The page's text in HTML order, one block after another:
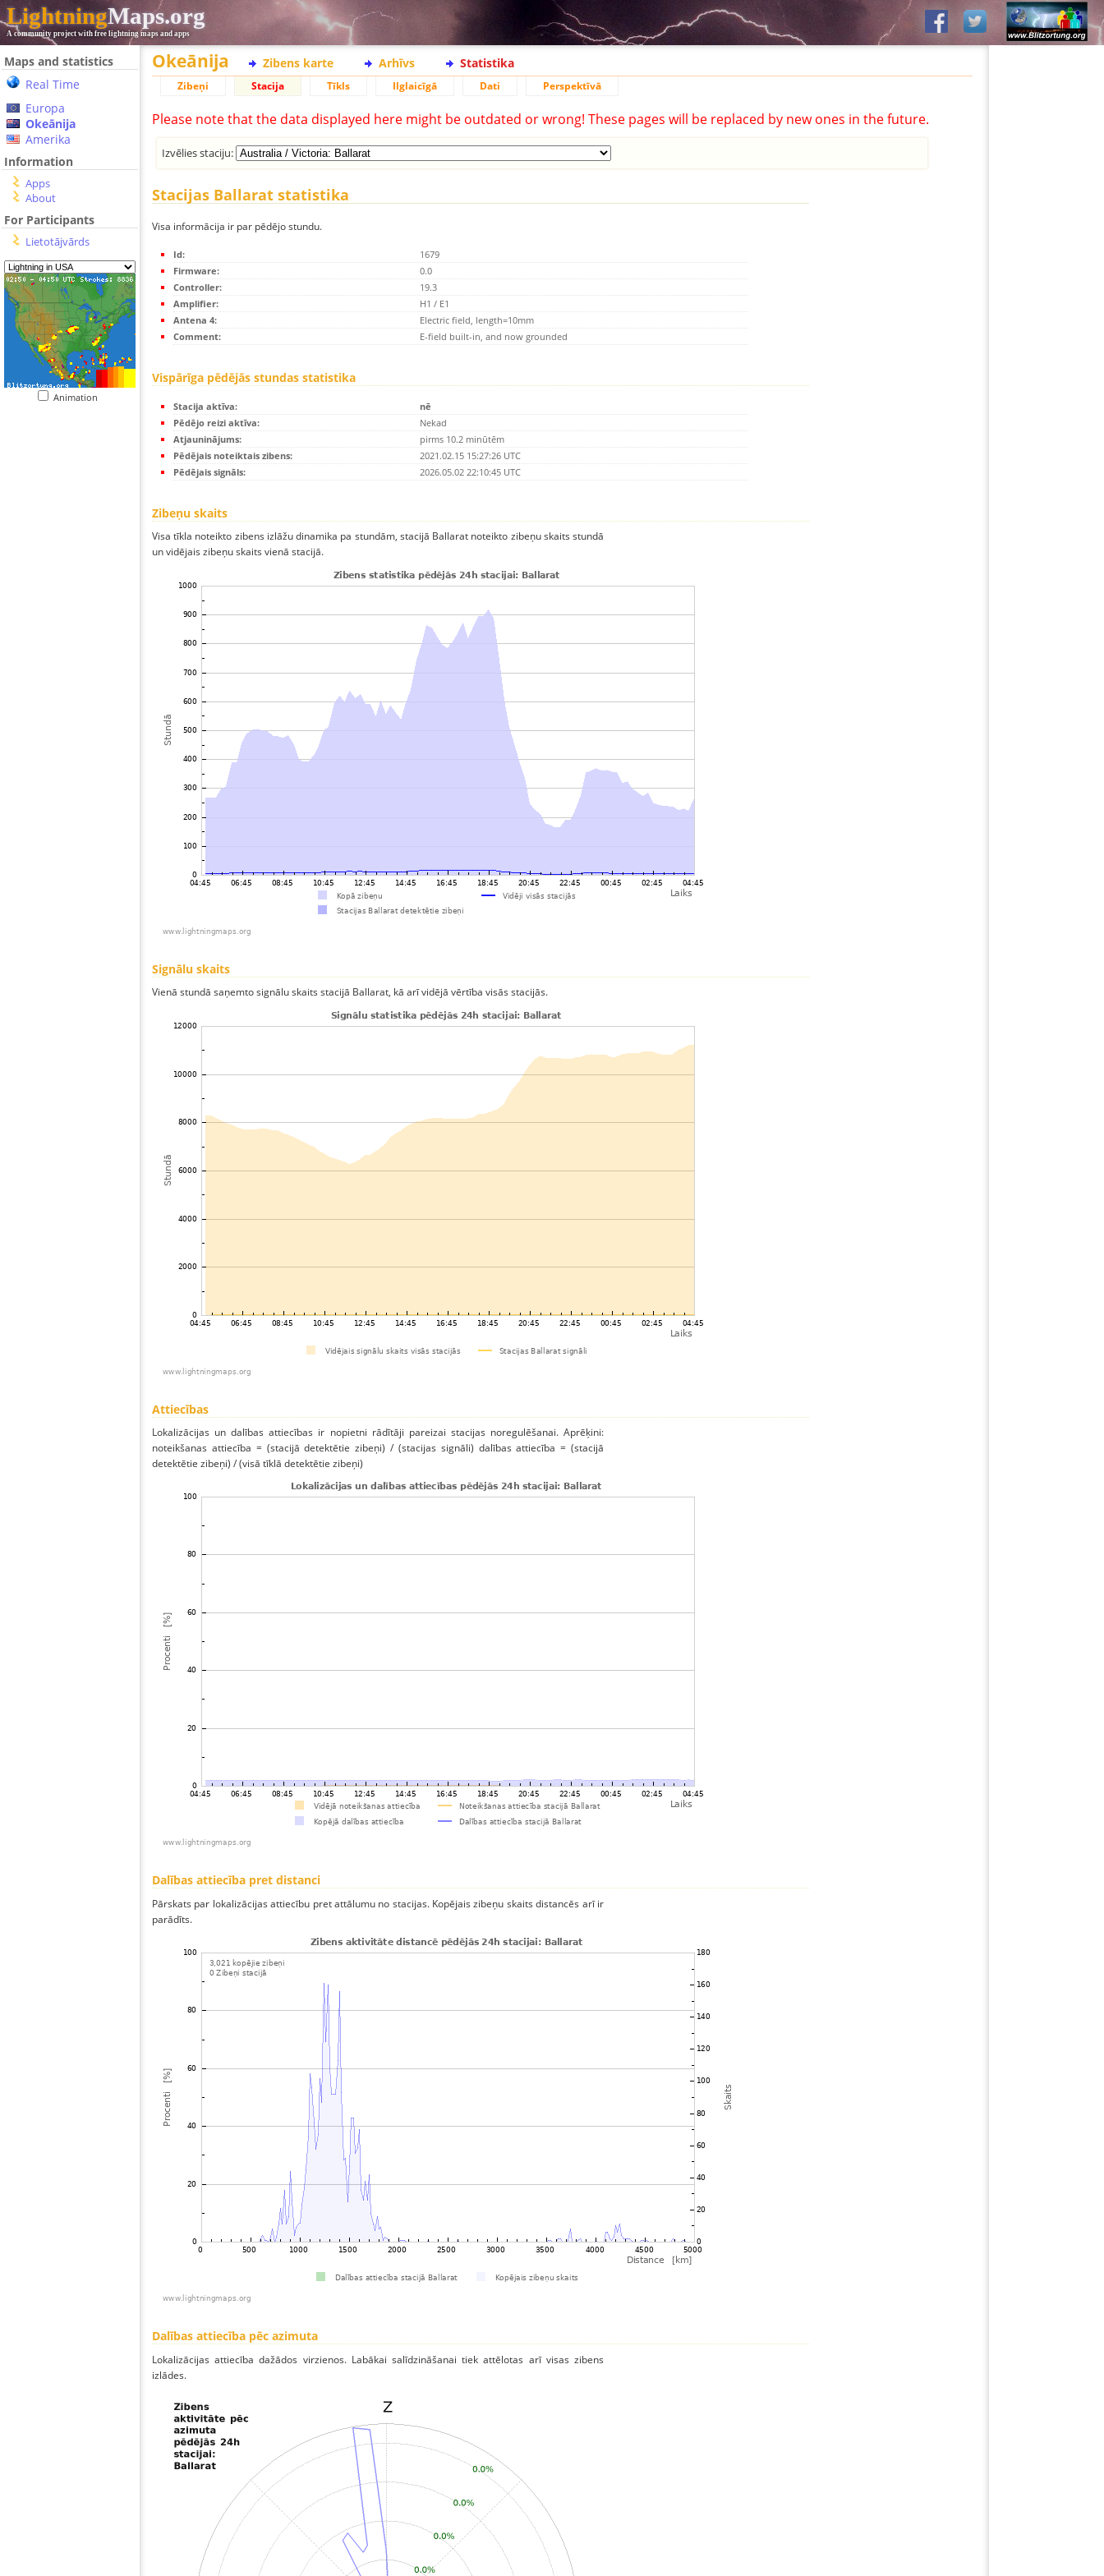
LightningMaps.org
A community project with free lightning maps and apps
Maps and statistics
Real Time
Europa
Okeānija
Amerika
Information
Apps
About
For Participants
Lietotājvārds
Animation
Okeānija Zibens karte Arhīvs Statistika
Zibeņi Stacija Tīkls Ilglaicīgā Dati Perspektīvā
Please note that the data displayed here might be outdated or wrong! These pages will be replaced by new ones in the future.
Izvēlies staciju:
Stacijas Ballarat statistika
Visa informācija ir par pēdējo stundu.
Id:
1679
Firmware:
0.0
Controller:
19.3
Amplifier:
H1 / E1
Antena 4:
Electric field, length=10mm
Comment:
E-field built-in, and now grounded
Vispārīga pēdējās stundas statistika
Stacija aktīva:
nē
Pēdējo reizi aktīva:
Nekad
Atjauninājums:
pirms 10.2 minūtēm
Pēdējais noteiktais zibens:
2021.02.15 15:27:26 UTC
Pēdējais signāls:
2026.05.02 22:10:45 UTC
Zibeņu skaits
Visa tīkla noteikto zibens izlāžu dinamika pa stundām, stacijā Ballarat noteikto zibeņu skaits stundā
un vidējais zibeņu skaits vienā stacijā.
Signālu skaits
Vienā stundā saņemto signālu skaits stacijā Ballarat, kā arī vidējā vērtība visās stacijās.
Attiecības
Lokalizācijas un dalības attiecības ir nopietni rādītāji pareizai stacijas noregulēšanai. Aprēķini:
noteikšanas attiecība = (stacijā detektētie zibeņi) / (stacijas signāli) dalības attiecība = (stacijā
detektētie zibeņi) / (visā tīklā detektētie zibeņi)
Dalības attiecība pret distanci
Pārskats par lokalizācijas attiecību pret attālumu no stacijas. Kopējais zibeņu skaits distancēs arī ir
parādīts.
Dalības attiecība pēc azimuta
Lokalizācijas attiecība dažādos virzienos. Labākai salīdzināšanai tiek attēlotas arī visas zibens
izlādes.